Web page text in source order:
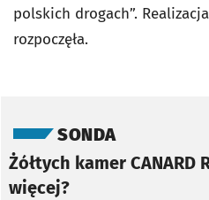
polskich drogach”.
rozpoczęła.
SONDA
Żółtych kamer
więcej?